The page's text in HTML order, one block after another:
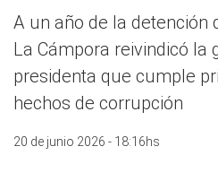
A un año de la detención
La Cámpora reivindicó la
presidenta que cumple
hechos de corrupción
20 de junio 2026 - 18:16hs